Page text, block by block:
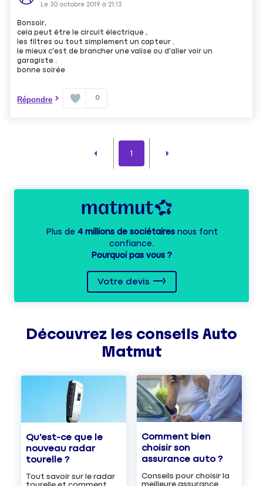
Le 30 octobre 2019 à 21:13
Bonsoir,
cela peut être le circuit électrique ,
les filtres ou tout simplement un capteur .
le mieux c'est de brancher une valise ou d'aller voir un
garagiste .
bonne soirée
Répondre 0
1
Plus de 4 millions de sociétairesnous font
confiance.
Pourquoi pas vous ?
Votre devis
Découvrez les conseils Auto
Matmut
Qu'est-ce que le
nouveau radar
tourelle ?
Tout savoir sur le radar
Comment bien
choisir son
assurance auto ?
Conseils pour choisir la
meilleure assurance